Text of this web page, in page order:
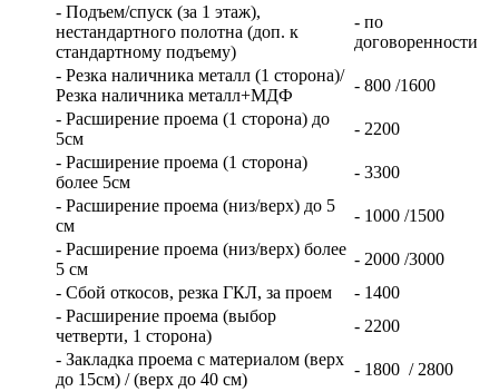
- Подъем/спуск (за 1 этаж),
нестандартного полотна (доп. к
стандартному подъему)
- по
договоренности
- Резка наличника металл (1 сторона)/
Резка наличника металл+МДФ
- 800 /1600
- Расширение проема (1 сторона) до
5см
- 2200
- Расширение проема (1 сторона)
более 5см
- 3300
- Расширение проема (низ/верх) до 5
см
- 1000 /1500
- Расширение проема (низ/верх) более
5 см
- 2000 /3000
- Сбой откосов, резка ГКЛ, за проем
- 1400
- Расширение проема (выбор
четверти, 1 сторона)
- 2200
- Закладка проема с материалом (верх
до 15см) / (верх до 40 см)
- 1800 / 2800